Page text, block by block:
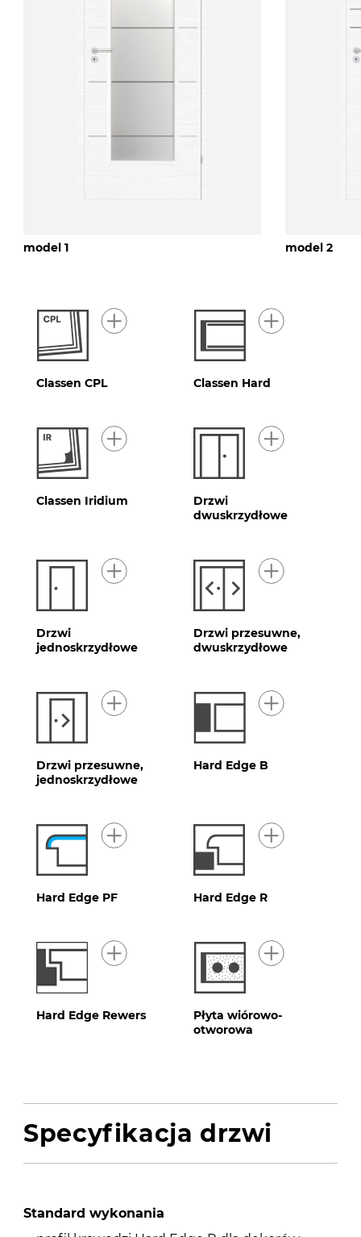
model 1 model 2
Classen CPL Classen Hard
Classen Iridium
Drzwi
dwuskrzydłowe
Drzwi
jednoskrzydłowe
Drzwi przesuwne,
dwuskrzydłowe
Drzwi przesuwne,
jednoskrzydłowe
Hard Edge B
Hard Edge PF Hard Edge R
Hard Edge Rewers
Płyta wiórowo-
otworowa
Specyfikacja drzwi
Standard wykonania